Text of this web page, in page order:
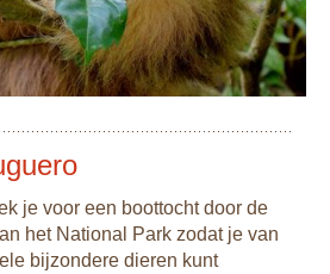
je voor een boottocht door de
het National Park zodat je van
bijzondere dieren kunt